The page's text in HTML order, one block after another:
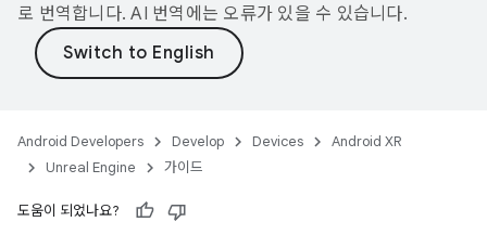
로 번역합니다. AI 번역에는 오류가 있을 수 있습니다.
Android Developers Develop Devices
Android XR
Unreal Engine
가이드
도움이 되었나요?